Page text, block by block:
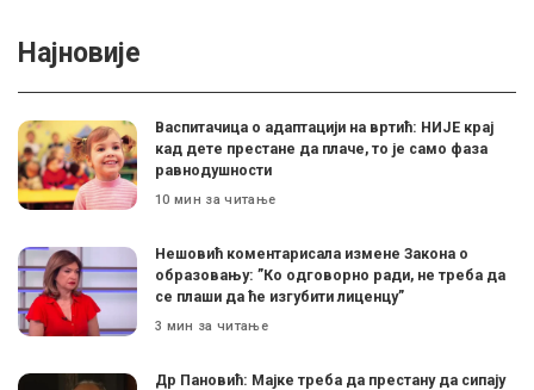
Најновије
Васпитачица о адаптацији на вртић: НИЈЕ крај
кад дете престане да плаче, то је само фаза
равнодушности
10 мин за читање
Нешовић коментарисала измене Закона о
образовању: ”Ко одговорно ради, не треба да
се плаши да ће изгубити лиценцу”
3 мин за читање
Др Пановић: Мајке треба да престану да сипају